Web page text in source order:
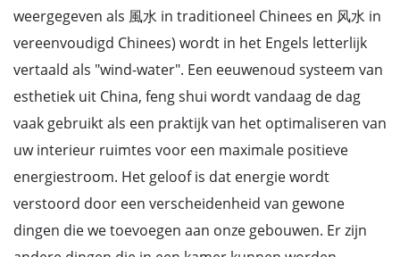
weergegeven als 風水 in traditioneel Chinees en 风水 in
vereenvoudigd Chinees) wordt in het Engels letterlijk
vertaald als "wind-water". Een eeuwenoud systeem van
esthetiek uit China, feng shui wordt vandaag de dag
vaak gebruikt als een praktijk van het optimaliseren van
uw interieur ruimtes voor een maximale positieve
energiestroom. Het geloof is dat energie wordt
verstoord door een verscheidenheid van gewone
dingen die we toevoegen aan onze gebouwen. Er zijn